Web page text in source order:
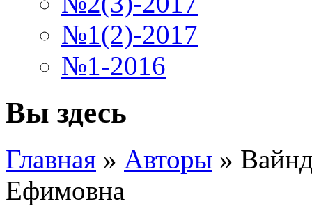
№1(2)-2017
№1-2016
Вы здесь
Главная » Авторы »
Ефимовна